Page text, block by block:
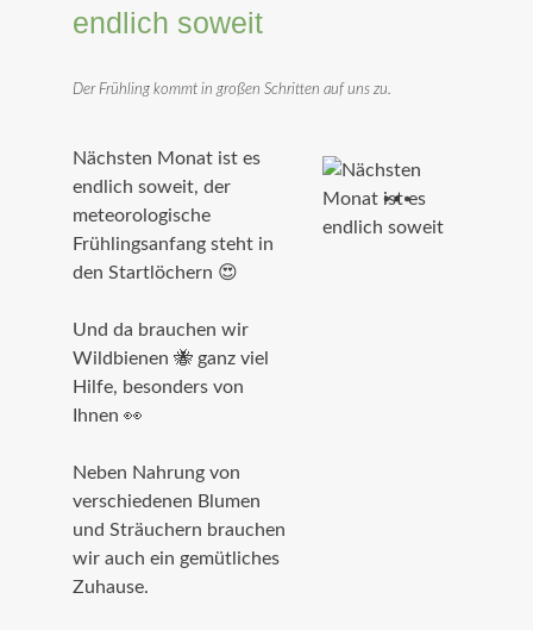
endlich soweit
Der Frühling kommt in großen Schritten auf uns zu.
Nächsten Monat ist es
endlich soweit, der
meteorologische
Frühlingsanfang steht in
den Startlöchern 😍⁣
Und da brauchen wir
Wildbienen 🐝 ganz viel
Hilfe, besonders von
Ihnen 👀⁣
Neben Nahrung von
verschiedenen Blumen
und Sträuchern brauchen
wir auch ein gemütliches
Zuhause.⁣